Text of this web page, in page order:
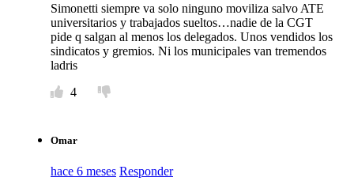
Simonetti siempre va solo ninguno moviliza salvo ATE
universitarios y trabajados sueltos…nadie de la CGT
pide q salgan al menos los delegados. Unos vendidos los
sindicatos y gremios. Ni los municipales van tremendos
ladris
4
Omar
hace 6 meses Responder